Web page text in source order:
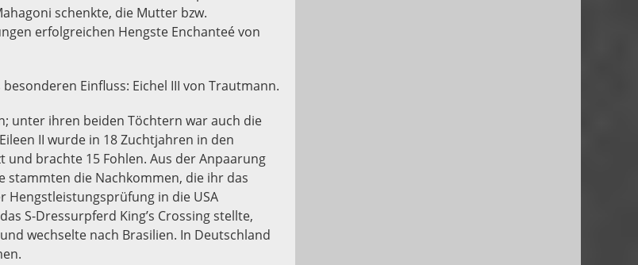
schenkte, die Mutter bzw.
erfolgreichen Hengste Enchanteé von
Einfluss: Eichel III von Trautmann.
unter ihren beiden Töchtern war auch die
II wurde in 18 Zuchtjahren in den
brachte 15 Fohlen. Aus der Anpaarung
stammten die Nachkommen, die ihr das
Hengstleistungsprüfung in die USA
S-Dressurpferd King’s Crossing stellte,
wechselte nach Brasilien. In Deutschland